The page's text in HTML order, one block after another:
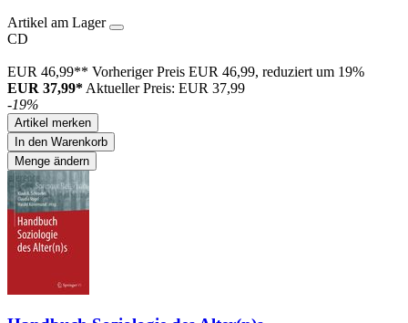
Artikel am Lager
CD
EUR 46,99** Vorheriger Preis EUR 46,99, reduziert um 19%
EUR 37,99* Aktueller Preis: EUR 37,99
-19%
Artikel merken
In den Warenkorb
Menge ändern